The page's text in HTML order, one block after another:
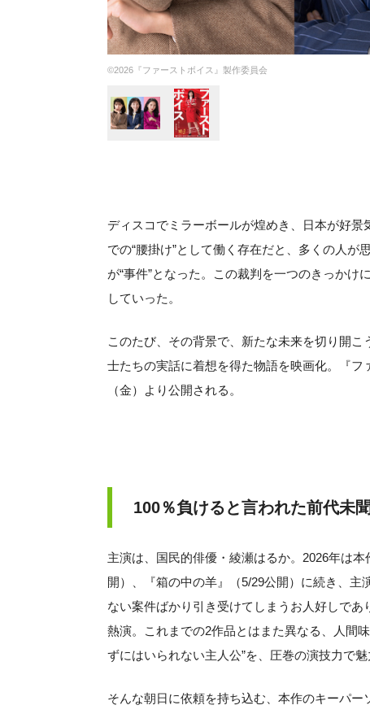
©2026『ファーストボイス』製作委員会
ディスコでミラーボールが煌めき、日本が好
での“腰掛け”として働く存在だと、多くの人が
が“事件”となった。この裁判を一つのきっかけ
していった。
このたび、その背景で、新たな未来を切り開
士たちの実話に着想を得た物語を映画化。『
（金）より公開される。
100％負けると言われた前代未
主演は、国民的俳優・綾瀬はるか。2026年は
開）、『箱の中の羊』（5/29公開）に続き、
ない案件ばかり引き受けてしまうお人好しで
熱演。これまでの2作品とはまた異なる、人間
ずにはいられない主人公”を、圧巻の演技力で魅
そんな朝日に依頼を持ち込む、本作のキーパ